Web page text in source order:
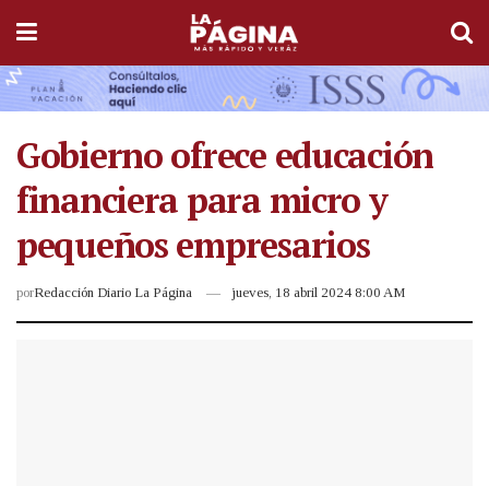
Gobierno ofrece educación
financiera para micro y
pequeños empresarios
porRedacción Diario La Página jueves, 18 abril 2024 8:00 AM